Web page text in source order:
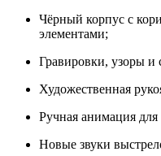
Чёрный корпус с
элементами;
Гравировки, узоры и
Художественная
Ручная анимация
Новые звуки